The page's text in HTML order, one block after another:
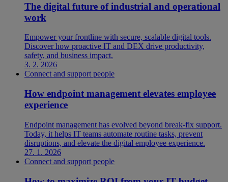
The digital future of industrial and operational
work
Empower your frontline with secure, scalable digital tools.
Discover how proactive IT and DEX drive productivity,
safety, and business impact.
3. 2. 2026
Connect and support people
How endpoint management elevates employee
experience
Endpoint management has evolved beyond break-fix support.
Today, it helps IT teams automate routine tasks, prevent
disruptions, and elevate the digital employee experience.
27. 1. 2026
Connect and support people